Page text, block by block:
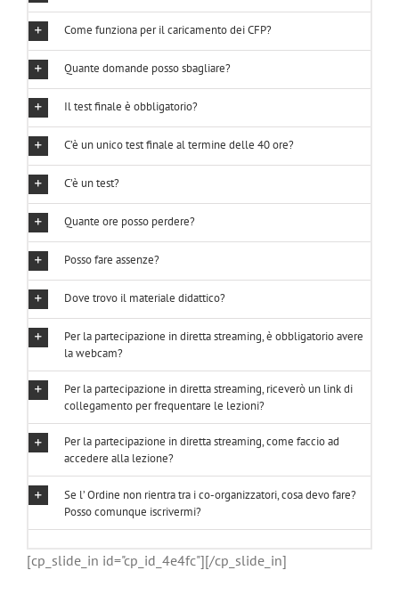
Come funziona per il caricamento dei CFP?
Quante domande posso sbagliare?
Il test finale è obbligatorio?
C’è un unico test finale al termine delle 40 ore?
C’è un test?
Quante ore posso perdere?
Posso fare assenze?
Dove trovo il materiale didattico?
Per la partecipazione in diretta streaming, è obbligatorio avere
la webcam?
Per la partecipazione in diretta streaming, riceverò un link di
collegamento per frequentare le lezioni?
Per la partecipazione in diretta streaming, come faccio ad
accedere alla lezione?
Se l’ Ordine non rientra tra i co-organizzatori, cosa devo fare?
Posso comunque iscrivermi?
[cp_slide_in id="cp_id_4e4fc"][/cp_slide_in]